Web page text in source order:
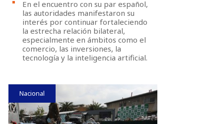
En el encuentro con su par español,
las autoridades manifestaron su
interés por continuar fortaleciendo
la estrecha relación bilateral,
especialmente en ámbitos como el
comercio, las inversiones, la
tecnología y la inteligencia artificial.
Nacional